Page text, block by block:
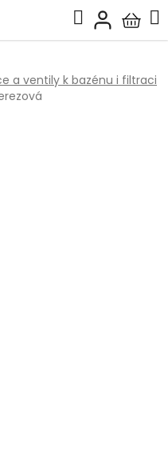
Hledat
košík
a ventily k bazénu i filtraci